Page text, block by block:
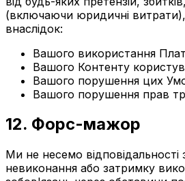
(включаючи юридичні
внаслідок:
Вашого використання
Вашого Контенту
Вашого порушення цих
Вашого порушення прав
12. Форс-мажор
Ми не несемо відповідальності
невиконання або затримку